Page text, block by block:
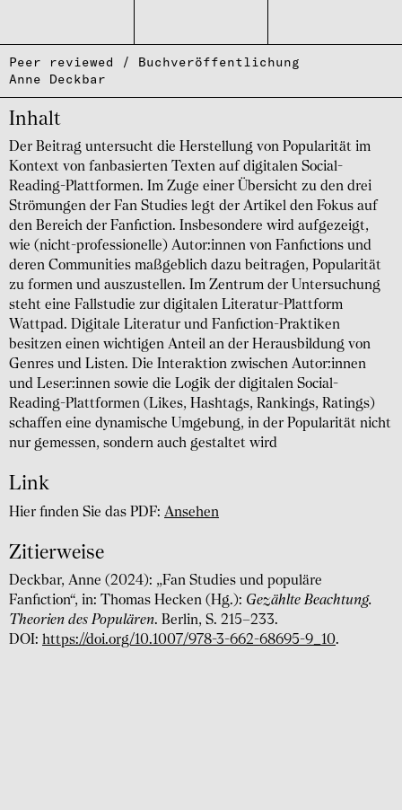
Peer reviewed / Buchveröffentlichung
Anne Deckbar
Inhalt
Der Beitrag untersucht die Herstellung von Popularität im
Kontext von fanbasierten Texten auf digitalen Social-
Reading-Plattformen. Im Zuge einer Übersicht zu den drei
Strömungen der Fan Studies legt der Artikel den Fokus auf
den Bereich der Fanfiction. Insbesondere wird aufgezeigt,
wie (nicht-professionelle) Autor:innen von Fanfictions und
deren Communities maßgeblich dazu beitragen, Popularität
zu formen und auszustellen. Im Zentrum der Untersuchung
steht eine Fallstudie zur digitalen Literatur-Plattform
Wattpad. Digitale Literatur und Fanfiction-Praktiken
besitzen einen wichtigen Anteil an der Herausbildung von
Genres und Listen. Die Interaktion zwischen Autor:innen
und Leser:innen sowie die Logik der digitalen Social-
Reading-Plattformen (Likes, Hashtags, Rankings, Ratings)
schaffen eine dynamische Umgebung, in der Popularität nicht
nur gemessen, sondern auch gestaltet wird
Link
Hier finden Sie das PDF: Ansehen
Zitierweise
Deckbar, Anne (2024): „Fan Studies und populäre
Fanfiction“, in: Thomas Hecken (Hg.): Gezählte Beachtung.
Theorien des Populären. Berlin, S. 215–233.
DOI: https://doi.org/10.1007/978-3-662-68695-9_10.